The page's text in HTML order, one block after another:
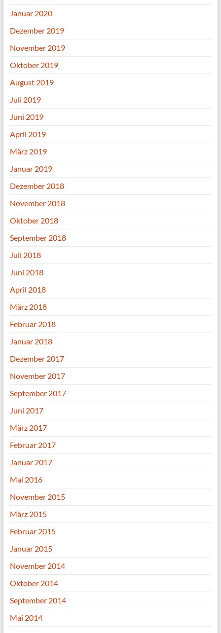
Januar 2020
Dezember 2019
November 2019
Oktober 2019
August 2019
Juli 2019
Juni 2019
April 2019
März 2019
Januar 2019
Dezember 2018
November 2018
Oktober 2018
September 2018
Juli 2018
Juni 2018
April 2018
März 2018
Februar 2018
Januar 2018
Dezember 2017
November 2017
September 2017
Juni 2017
März 2017
Februar 2017
Januar 2017
Mai 2016
November 2015
März 2015
Februar 2015
Januar 2015
November 2014
Oktober 2014
September 2014
Mai 2014